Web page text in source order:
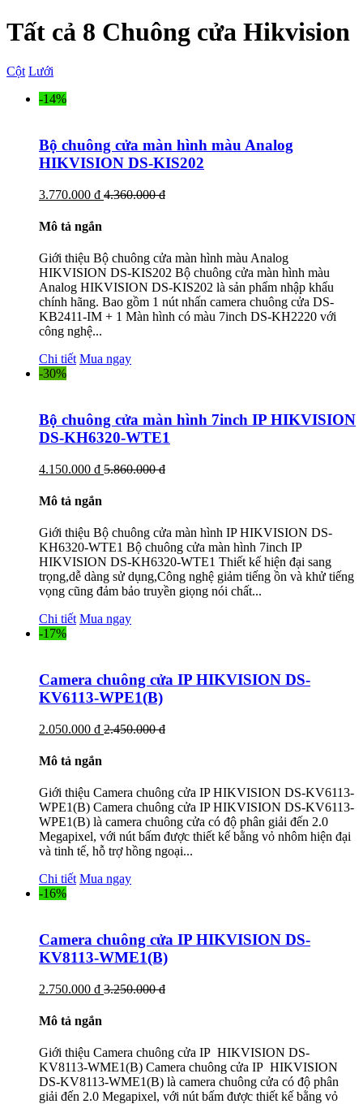
Tất cả 8 Chuông cửa Hikvision
Cột Lưới
-14%
Bộ chuông cửa màn hình màu Analog
HIKVISION DS-KIS202
3.770.000 đ 4.360.000 đ
Mô tả ngắn
Giới thiệu Bộ chuông cửa màn hình màu Analog
HIKVISION DS-KIS202 Bộ chuông cửa màn hình màu
Analog HIKVISION DS-KIS202 là sản phẩm nhập khẩu
chính hãng. Bao gồm 1 nút nhấn camera chuông cửa DS-
KB2411-IM + 1 Màn hình có màu 7inch DS-KH2220 với
công nghệ...
Chi tiết Mua ngay
-30%
Bộ chuông cửa màn hình 7inch IP HIKVISION
DS-KH6320-WTE1
4.150.000 đ 5.860.000 đ
Mô tả ngắn
Giới thiệu Bộ chuông cửa màn hình IP HIKVISION DS-
KH6320-WTE1 Bộ chuông cửa màn hình 7inch IP
HIKVISION DS-KH6320-WTE1 Thiết kế hiện đại sang
trọng,dễ dàng sử dụng,Công nghệ giảm tiếng ồn và khử tiếng
vọng cũng đảm bảo truyền giọng nói chất...
Chi tiết Mua ngay
-17%
Camera chuông cửa IP HIKVISION DS-
KV6113-WPE1(B)
2.050.000 đ 2.450.000 đ
Mô tả ngắn
Giới thiệu Camera chuông cửa IP HIKVISION DS-KV6113-
WPE1(B) Camera chuông cửa IP HIKVISION DS-KV6113-
WPE1(B) là camera chuông cửa có độ phân giải đến 2.0
Megapixel, với nút bấm được thiết kế bằng vỏ nhôm hiện đại
và tinh tế, hỗ trợ hồng ngoại...
Chi tiết Mua ngay
-16%
Camera chuông cửa IP HIKVISION DS-
KV8113-WME1(B)
2.750.000 đ 3.250.000 đ
Mô tả ngắn
Giới thiệu Camera chuông cửa IP HIKVISION DS-
KV8113-WME1(B) Camera chuông cửa IP HIKVISION
DS-KV8113-WME1(B) là camera chuông cửa có độ phân
giải đến 2.0 Megapixel, với nút bấm được thiết kế bằng vỏ